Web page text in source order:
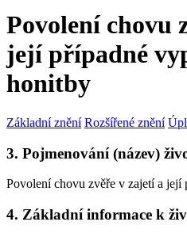
Povolení chovu
její případné
honitby
Základní znění Rozšířené znění
3. Pojmenování (název)
Povolení chovu zvěře v zajetí a
4. Základní informace k